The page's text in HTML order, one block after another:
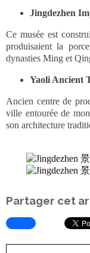
Jingdezhen
Ce musée est
produisaient la
dynasties Ming et
Yaoli Ancient
Ancien centre de
ville entourée de
son architecture
Partager cet